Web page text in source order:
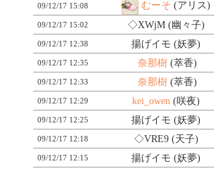
09/12/17 15:08 むーそ (アリス)
09/12/17 15:02 ◇XWjM(幽々子)
09/12/17 12:38 揚げイモ (妖夢)
09/12/17 12:35 奈那樹 (萃香)
09/12/17 12:33 奈那樹 (萃香)
09/12/17 12:29 kei_owen (咲夜)
09/12/17 12:25 揚げイモ (妖夢)
09/12/17 12:18 ◇VRE9(天子)
09/12/17 12:15 揚げイモ (妖夢)